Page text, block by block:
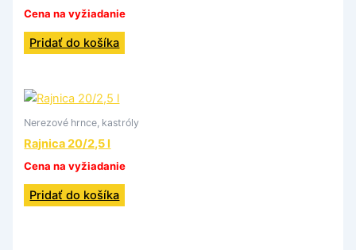
Cena na vyžiadanie
Pridať do košíka
Nerezové hrnce, kastróly
Rajnica 20/2,5 l
Cena na vyžiadanie
Pridať do košíka